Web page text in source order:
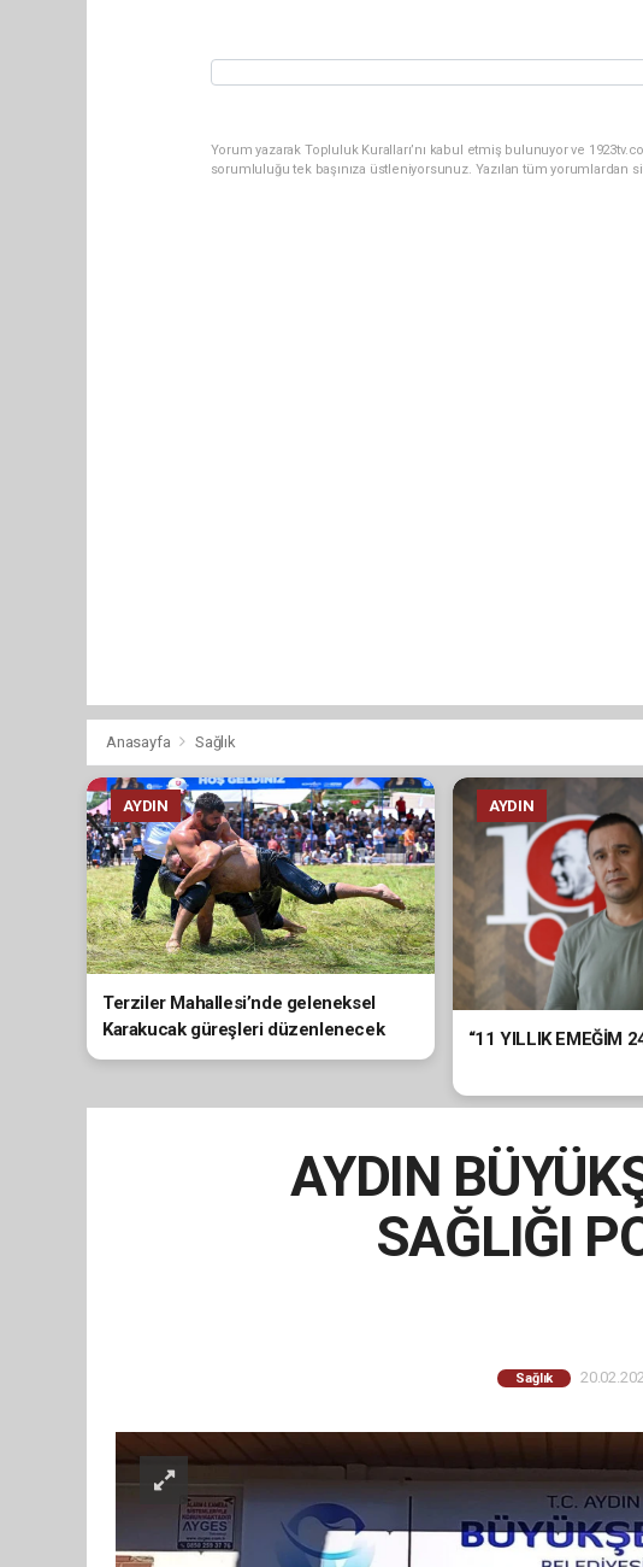
Yorum yazarak Topluluk Kuralları’nı kabul etmiş bulunuyor ve
sorumluluğu tek başınıza üstleniyorsunuz. Yazılan tüm
Anasayfa Sağlık
AYDIN
Terziler Mahallesi’nde geleneksel
Karakucak güreşleri düzenlenecek
AYDIN
“11 YILLIK EMEĞİM
AYDIN
SAĞLIĞI
Sağlık